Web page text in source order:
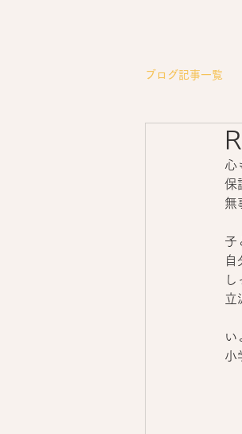
ブログ記事一覧
心
保
無
子
自
し
立
い
小